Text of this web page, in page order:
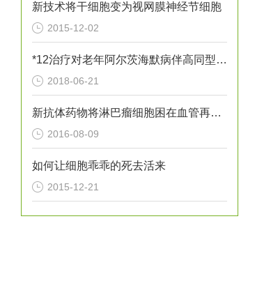
新技术将干细胞变为视网膜神经节细胞
2015-12-02
*12治疗对老年阿尔茨海默病伴高同型半胱胺酸血症患者血清炎性因子
2018-06-21
新抗体药物将淋巴瘤细胞困在血管再进行“剿灭”
2016-08-09
如何让细胞乖乖的死去活来
2015-12-21